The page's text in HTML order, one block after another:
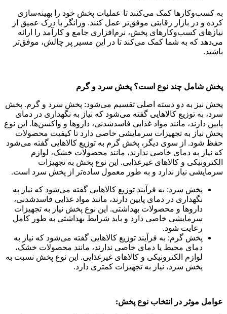
به کسب‌وکارها کمک می‌کنند تا عملیات پخش خود را بهینه‌سازی
کرده و در بازار رقابتی موفق‌تر عمل کنند. ورانگر با درک عمیق از
نیازهای کسب‌وکارهای پخش، نرم‌افزاری جامع و کارآمد را ارائه
می‌دهد که به شما کمک می‌کند تا در این مسیر پر چالش، موفق‌تر
باشید.
پخش شامل چند نوع است؟ پخش سرد و گرم
پخش نیز به دو دسته اصلی تقسیم می‌شود: پخش سرد و گرم. پخش
سرد، به توزیع کالاهایی گفته می‌شود که نیاز به نگهداری در دمای
پایین دارند، مانند مواد غذایی فاسدشدنی، داروها و واکسن‌ها. این نوع
پخش نیاز به تجهیزات سرمایشی خاصی دارد تا کیفیت محصولات
حفظ شود. از سوی دیگر، پخش گرم به توزیع کالاهایی گفته می‌شود
که نیاز به دمای خاصی ندارند، مانند محصولات خشک، لوازم
الکترونیکی و کالاهای غیرغذایی. این نوع پخش به تجهیزات
سرمایشی نیاز ندارد و به طور معمول ساده‌تر از پخش سرد است.
پخش سرد: به فرآیند توزیع کالاهایی گفته می‌شود که نیاز به
نگهداری در دمای پایین دارند، مانند مواد غذایی فاسدشدنی،
داروها و محصولات بهداشتی. این نوع پخش نیاز به تجهیزات
سرمایشی خاصی دارد و باید شرایط بهداشتی به طور کامل
رعایت شود.
پخش گرم: به فرآیند توزیع کالاهایی گفته می‌شود که نیاز به
دمای محیط یا دمای خاصی ندارند، مانند محصولات خشک،
لوازم الکترونیکی و کالاهای غیرغذایی. این نوع پخش نسبت به
پخش سرد، نیاز به تجهیزات کمتری دارد.
عوامل موثر در انتخاب نوع پخش: